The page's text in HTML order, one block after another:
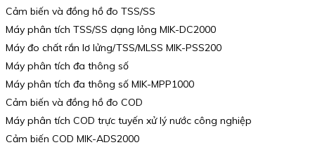
Cảm biến và đồng hồ đo TSS/SS
Máy phân tích TSS/SS dạng lỏng MIK-DC2000
Máy đo chất rắn lơ lửng/TSS/MLSS MIK-PSS200
Máy phân tích đa thông số
Máy phân tích đa thông số MIK-MPP1000
Cảm biến và đồng hồ đo COD
Máy phân tích COD trực tuyến xử lý nước công nghiệp
Cảm biến COD MIK-ADS2000